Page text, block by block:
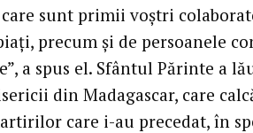
sunt primii voștri
precum și de persoanele
a spus el. Sfântul Părinte a
din Madagascar, care
care i-au precedat, în